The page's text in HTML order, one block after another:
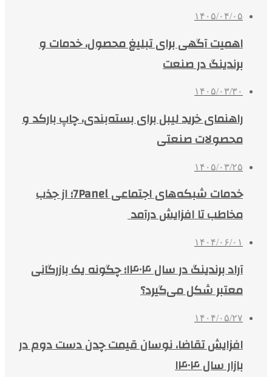
۱۴۰۵/۰۴/۰۵
اهمیت آگهی برای تبلیغ محصول، خدمات و
برندینگ در صنعت
۱۴۰۵/۰۳/۳۰
راهنمای خرید لیبل برای بسته‌بندی، چاپ بارکد و
محصولات صنعتی
۱۴۰۵/۰۳/۲۵
خدمات شبکه‌های اجتماعی 7Panel؛ از جذب
مخاطب تا افزایش درآمد
۱۴۰۴/۰۶/۰۱
آراد برندینگ در سال ۱۴۰۴؛ چگونه یک بازرگانی
معتبر شکل می‌گیرد؟
۱۴۰۴/۰۵/۲۷
افزایش تقاضا، نوسان قیمت چدن دست دوم در
بازار سال ۱۴۰۴